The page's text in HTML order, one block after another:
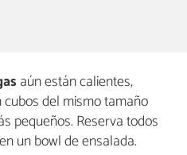
aún están calientes,
cubos del mismo tamaño
pequeños. Reserva todos
un bowl de ensalada.